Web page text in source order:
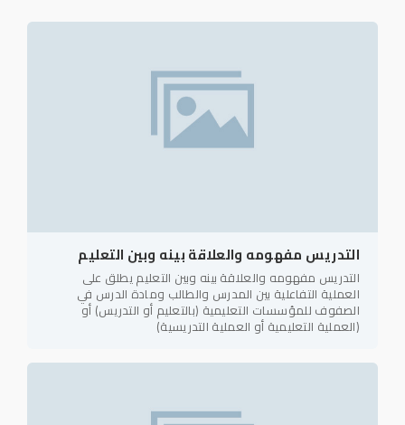
التدريس مفهومه والعلاقة بينه وبين التعليم
التدريس مفهومه والعلاقة بينه وبين التعليم يطلق على
العملية التفاعلية بين المدرس والطالب ومادة الدرس في
الصفوف للمؤسسات التعليمية (بالتعليم أو التدريس) أو
(العملية التعليمية أو العملية التدريسية)